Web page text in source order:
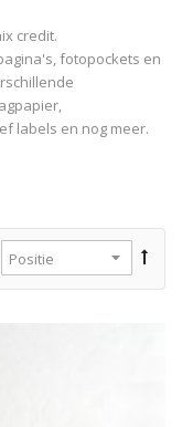
credit.
fotopockets en
labels en nog meer.